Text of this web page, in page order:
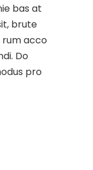
bas at
brute
rum acco
Do
pro